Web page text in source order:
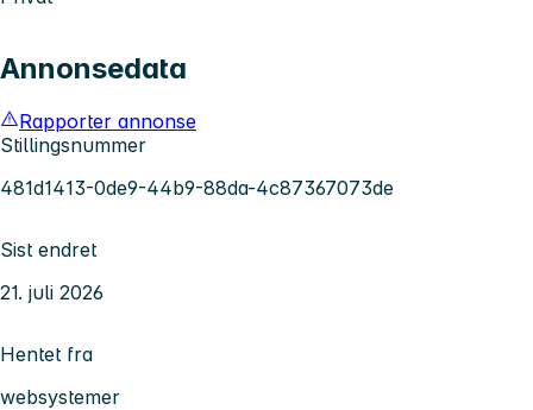
Annonsedata
Rapporter annonse
Stillingsnummer
481d1413-0de9-44b9-88da-4c87367073de
Sist endret
21. juli 2026
Hentet fra
websystemer